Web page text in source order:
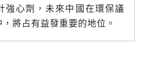
強心劑，未來中國在環保議
將占有益發重要的地位。